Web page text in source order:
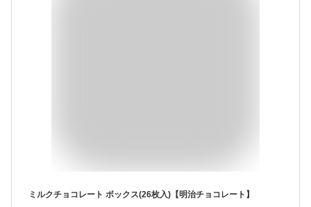
ミルクチョコレート ボックス(26枚入)【明治チョコレート】